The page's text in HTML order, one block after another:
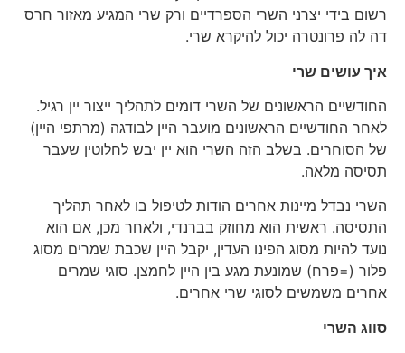
רשום בידי יצרני השרי הספרדיים ורק שרי המגיע מאזור חרס
דה לה פרונטרה יכול להיקרא שרי.
איך עושים שרי
החודשיים הראשונים של השרי דומים לתהליך ייצור יין רגיל.
לאחר החודשיים הראשונים מועבר היין לבודגה (מרתפי היין)
של הסוחרים. בשלב הזה השרי הוא יין יבש לחלוטין שעבר
תסיסה מלאה.
השרי נבדל מיינות אחרים הודות לטיפול בו לאחר תהליך
התסיסה. ראשית הוא מחוזק בברנדי, ולאחר מכן, אם הוא
נועד להיות מסוג הפינו העדין, יקבל היין שכבת שמרים מסוג
פלור (=פרח) שמונעת מגע בין היין לחמצן. סוגי שמרים
אחרים משמשים לסוגי שרי אחרים.
סווג השרי